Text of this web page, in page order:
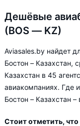
Дешёвые
(BOS — KZ)
Aviasales.by найдет
Бостон – Казахстан,
Казахстан в 45
авиакомпаниях. Где
Бостон – Казахстан
Стоит отметить, что